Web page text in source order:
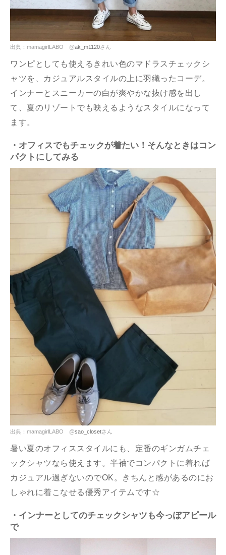
出典：mamagirlLABO @ak_m1120さん
ワンピとしても使えるきれい色のマドラスチェックシ
ャツを、カジュアルスタイルの上に羽織ったコーデ。
インナーとスニーカーの白が爽やかな抜け感を出し
て、夏のリゾートでも映えるようなスタイルになって
ます。
・オフィスでもチェックが着たい！そんなときはコン
パクトにしてみる
出典：mamagirlLABO @sao_closetさん
暑い夏のオフィススタイルにも、定番のギンガムチェ
ックシャツなら使えます。半袖でコンパクトに着れば
カジュアル過ぎないのでOK。きちんと感があるのにお
しゃれに着こなせる優秀アイテムです☆
・インナーとしてのチェックシャツも今っぽアピール
で